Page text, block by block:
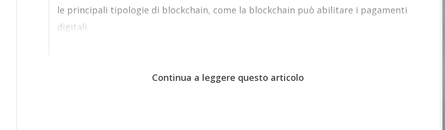
le principali tipologie di blockchain, come la blockchain può abilitare i pagamenti
digitali.
Continua a leggere questo articolo